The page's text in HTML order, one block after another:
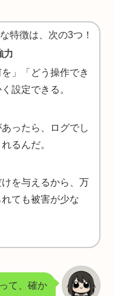
特徴は、次の3つ！
力
を」「どう操作でき
設定できる。
ったら、ログでし
るんだ。
を与えるから、万
ても被害が少な
て、確か